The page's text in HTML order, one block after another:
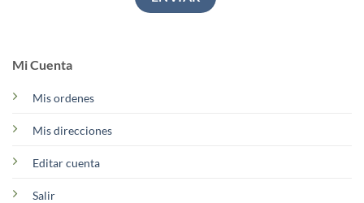
Mi Cuenta
Mis ordenes
Mis direcciones
Editar cuenta
Salir